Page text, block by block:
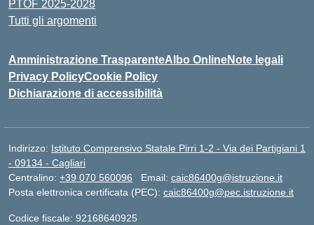
PTOF 2025-2028
Tutti gli argomenti
Amministrazione TrasparenteAlbo OnlineNote legali
Privacy PolicyCookie Policy
Dichiarazione di accessibilità
Indirizzo: Istituto Comprensivo Statale Pirri 1-2 - Via dei Partigiani 1
- 09134 - Cagliari
Centralino: +39 070 560096 Email: caic86400g@istruzione.it
Posta elettronica certificata (PEC): caic86400g@pec.istruzione.it
Codice fiscale: 92168640925